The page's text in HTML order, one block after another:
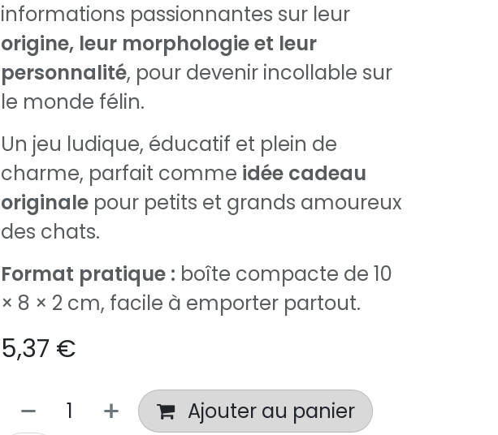
informations passionnantes sur leur
origine, leur morphologie et leur
personnalité, pour devenir incollable sur
le monde félin.
Un jeu ludique, éducatif et plein de
charme, parfait comme idée cadeau
originale pour petits et grands amoureux
des chats.
Format pratique : boîte compacte de 10
× 8 × 2 cm, facile à emporter partout.
5,37 €
Ajouter au panier